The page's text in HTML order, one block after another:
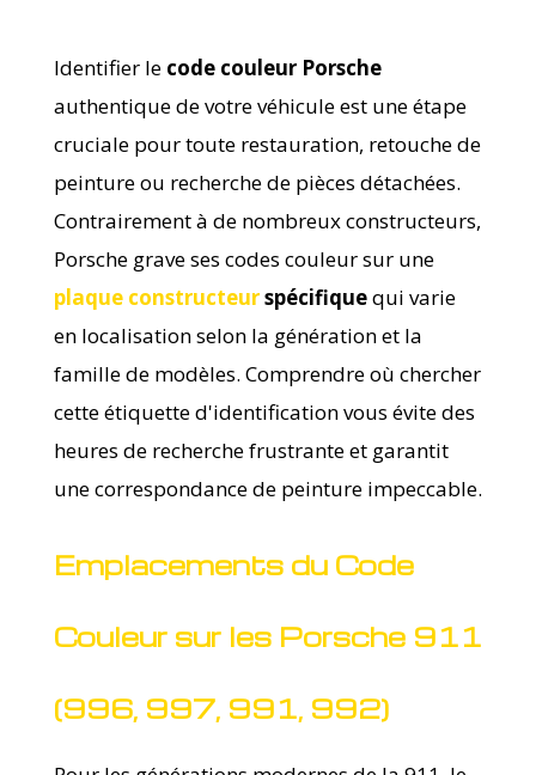
Identifier le code couleur Porsche
authentique de votre véhicule est une étape
cruciale pour toute restauration, retouche de
peinture ou recherche de pièces détachées.
Contrairement à de nombreux constructeurs,
Porsche grave ses codes couleur sur une
plaque constructeurspécifiquequi varie
en localisation selon la génération et la
famille de modèles. Comprendre où chercher
cette étiquette d'identification vous évite des
heures de recherche frustrante et garantit
une correspondance de peinture impeccable.
Emplacements du Code
Couleur sur les Porsche 911
(996, 997, 991, 992)